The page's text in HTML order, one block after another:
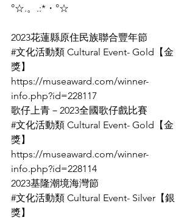
°☆.。.:*・°☆
2023花蓮縣原住民族聯合豐年節
#文化活動類 Cultural Event- Gold【金
獎】
https://museaward.com/winner-
info.php?id=228117
歌仔上青－2023全國歌仔戲比賽
#文化活動類 Cultural Event- Gold【金
獎】
https://museaward.com/winner-
info.php?id=228114
2023基隆潮境海灣節
#文化活動類 Cultural Event- Silver【銀
獎】